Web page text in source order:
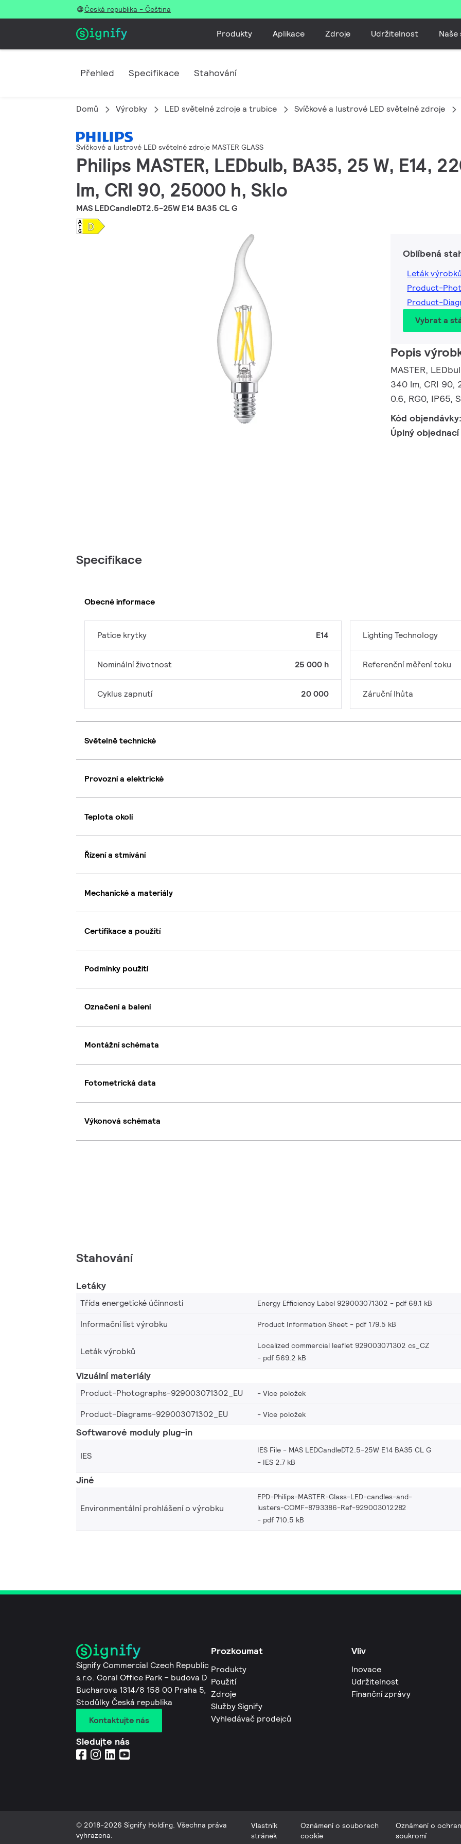
Česká republika - Čeština
Produkty Aplikace Zdroje Udržitelnost
Přehled Specifikace Stahování
Domů Výrobky LED světelné zdroje a trubice Svíčkové a lustrové LED světelné zdroje
Svíčkové a lustrové LED světelné zdroje MASTER GLASS
Philips MASTER, LEDbulb, BA35, 25 W, E14,
lm, CRI 90, 25000 h, Sklo
MAS LEDCandleDT2.5-25W E14 BA35 CL G
Oblíbená
Leták výrobků
Product-
Product-
Vybrat a
Popis
MASTER,
340 lm, CRI 90,
0.6, RG0, IP65,
Kód objendávky:
Úplný
Specifikace
Obecné informace
Patice krytky E14
Nominální životnost 25 000 h
Cyklus zapnutí 20 000
Lighting Technology
Referenční měření toku
Záruční lhůta
Světelně technické
Provozní a elektrické
Teplota okolí
Řízení a stmívání
Mechanické a materiály
Certifikace a použití
Podmínky použití
Označení a balení
Montážní schémata
Fotometrická data
Výkonová schémata
Stahování
Letáky
Třída energetické účinnosti Energy Efficiency Label 929003071302 pdf 68.1 kB
Informační list výrobku
Product Information Sheet pdf 179.5 kB
Leták výrobků
Localized commercial leaflet 929003071302 cs_CZ
pdf 569.2 kB
Vizuální materiály
Product-Photographs-929003071302_EU Více položek
Product-Diagrams-929003071302_EU
Více položek
Softwarové moduly plug-in
IES
IES File - MAS LEDCandleDT2.5-25W E14 BA35 CL G
IES 2.7 kB
Jiné
Environmentální prohlášení o výrobku
EPD-Philips-MASTER-Glass-LED-candles-and-
lusters-COMF-8793386-Ref-929003012282
pdf 710.5 kB
Signify Commercial Czech Republic
s.r.o. Coral Office Park – budova D
Bucharova 1314/8 158 00 Praha 5,
Stodůlky Česká republika
Kontaktujte nás
Sledujte nás
Prozkoumat
Produkty
Použití
Zdroje
Služby Signify
Vyhledávač prodejců
Vliv
Inovace
Udržitelnost
Finanční zprávy
© 2018-2026 Signify Holding. Všechna práva
vyhrazena.
Vlastník
stránek
Oznámení o souborech
cookie
Oznámení o
soukromí